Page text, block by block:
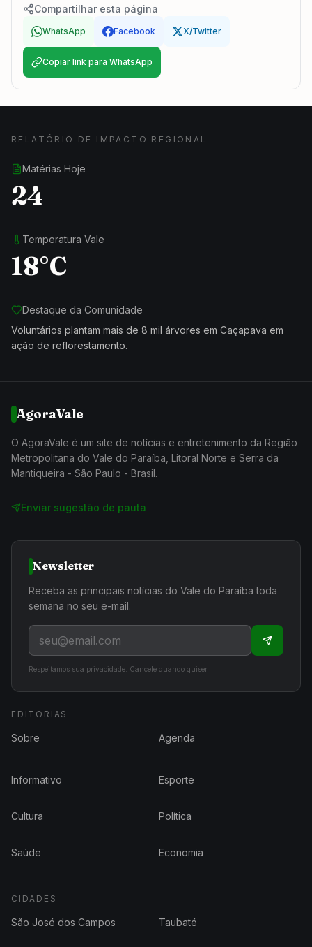
Compartilhar esta página
WhatsApp Facebook X/Twitter
Copiar link para WhatsApp
RELATÓRIO DE IMPACTO REGIONAL
Matérias Hoje
24
Temperatura Vale
18°C
Destaque da Comunidade
Voluntários plantam mais de 8 mil árvores em Caçapava em
ação de reflorestamento.
AgoraVale
O AgoraVale é um site de notícias e entretenimento da Região
Metropolitana do Vale do Paraíba, Litoral Norte e Serra da
Mantiqueira - São Paulo - Brasil.
Enviar sugestão de pauta
Newsletter
Receba as principais notícias do Vale do Paraíba toda
semana no seu e-mail.
Respeitamos sua privacidade. Cancele quando quiser.
EDITORIAS
Sobre Agenda
Informativo Esporte
Cultura Política
Saúde Economia
CIDADES
São José dos Campos Taubaté